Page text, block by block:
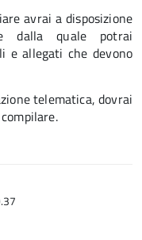
avrai a disposizione
dalla quale potrai
e allegati che devono
telematica, dovrai